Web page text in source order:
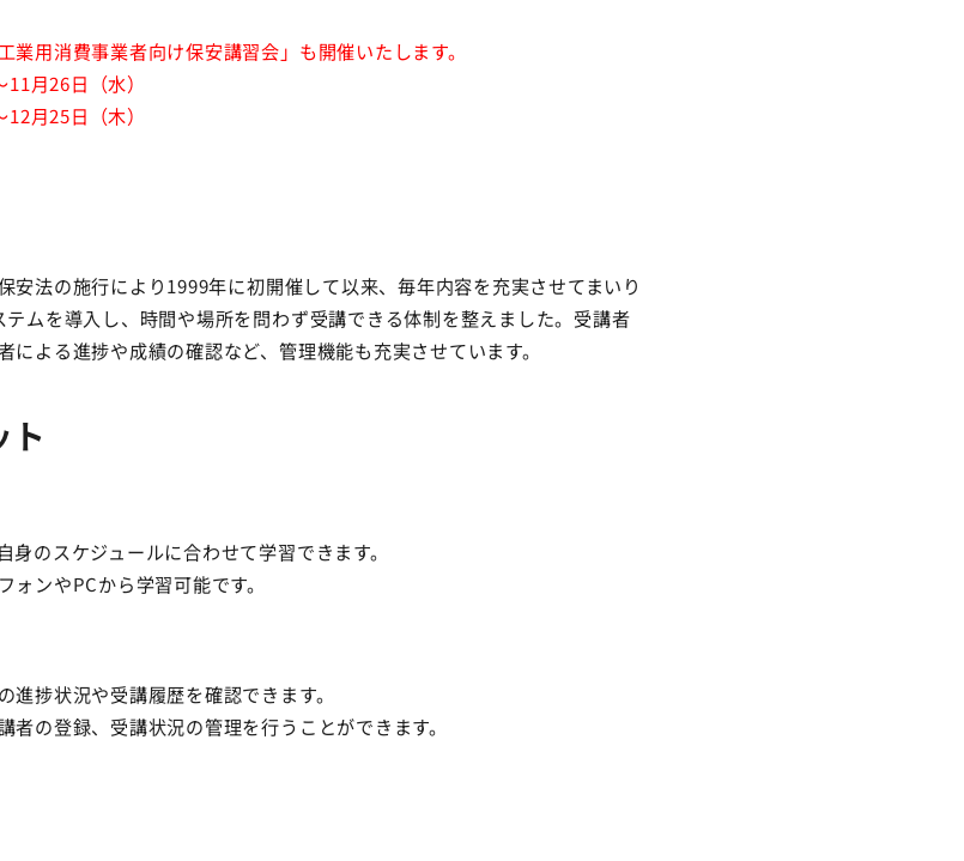
用消費事業者向け保安講習会」も開催いたします。
月26日（水）
月25日（木）
安法の施行により1999年に初開催して以来、毎年内容を充実させてまいり
ムを導入し、時間や場所を問わず受講できる体制を整えました。受講者
よる進捗や成績の確認など、管理機能も充実させています。
身のスケジュールに合わせて学習できます。
ォンやPCから学習可能です。
進捗状況や受講履歴を確認できます。
者の登録、受講状況の管理を行うことができます。